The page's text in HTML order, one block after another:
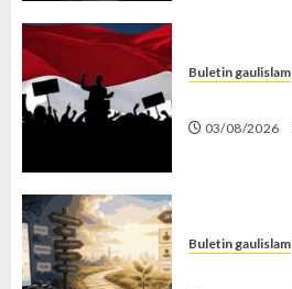
Buletin gaulislam
03/08/2026
Buletin gaulislam